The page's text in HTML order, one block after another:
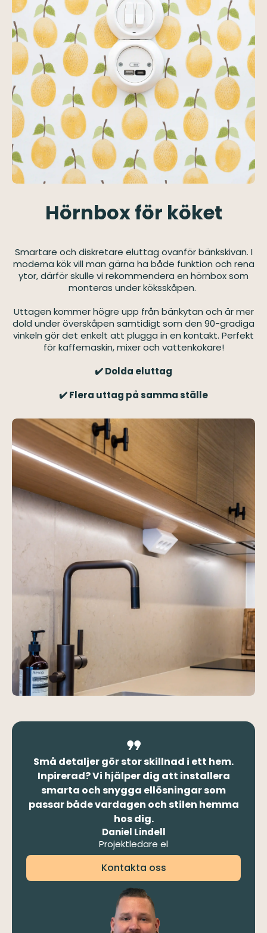
Hörnbox för köket
Smartare och diskretare eluttag ovanför bänkskivan. I
moderna kök vill man gärna ha både funktion och rena
ytor, därför skulle vi rekommendera en hörnbox som
monteras under köksskåpen.
Uttagen kommer högre upp från bänkytan och är mer
dold under överskåpen samtidigt som den 90-gradiga
vinkeln gör det enkelt att plugga in en kontakt. Perfekt
för kaffemaskin, mixer och vattenkokare!
✔️ Dolda eluttag
✔️ Flera uttag på samma ställe
Små detaljer gör stor skillnad i ett hem.
Inpirerad? Vi hjälper dig att installera
smarta och snygga ellösningar som
passar både vardagen och stilen hemma
hos dig.
Daniel Lindell
Projektledare el
Kontakta oss